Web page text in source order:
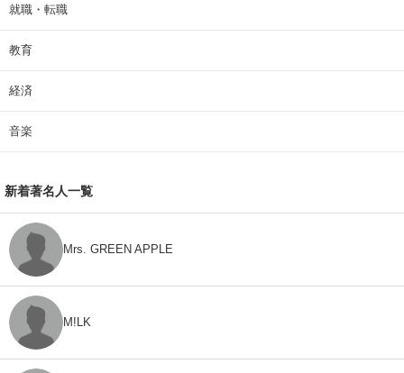
就職・転職
教育
経済
音楽
新着著名人一覧
Mrs. GREEN APPLE
M!LK